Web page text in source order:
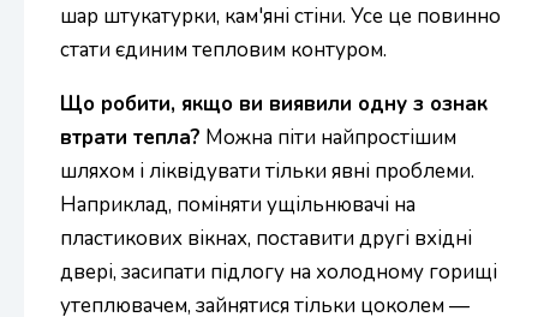
шар штукатурки, кам'яні стіни. Усе це повинно
стати єдиним тепловим контуром.
Що робити, якщо ви виявили одну з ознак
втрати тепла? Можна піти найпростішим
шляхом і ліквідувати тільки явні проблеми.
Наприклад, поміняти ущільнювачі на
пластикових вікнах, поставити другі вхідні
двері, засипати підлогу на холодному горищі
утеплювачем, зайнятися тільки цоколем —